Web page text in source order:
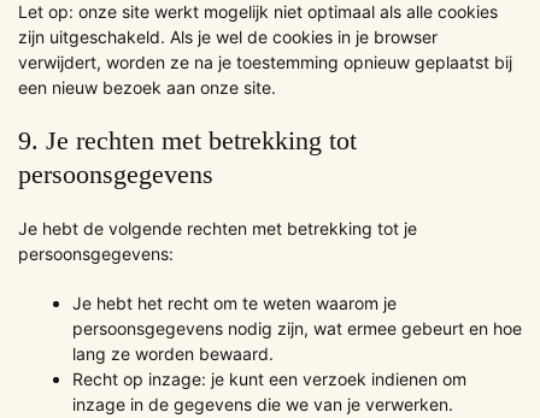
Let op: onze site werkt mogelijk niet optimaal als alle cookies
zijn uitgeschakeld. Als je wel de cookies in je browser
verwijdert, worden ze na je toestemming opnieuw geplaatst bij
een nieuw bezoek aan onze site.
9. Je rechten met betrekking tot
persoonsgegevens
Je hebt de volgende rechten met betrekking tot je
persoonsgegevens:
Je hebt het recht om te weten waarom je
persoonsgegevens nodig zijn, wat ermee gebeurt en hoe
lang ze worden bewaard.
Recht op inzage: je kunt een verzoek indienen om
inzage in de gegevens die we van je verwerken.